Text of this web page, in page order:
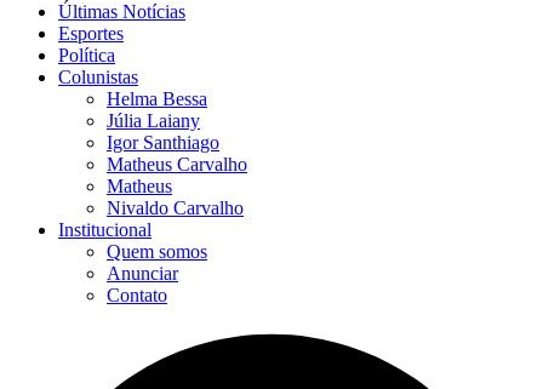
Últimas Notícias
Esportes
Política
Colunistas
Helma Bessa
Júlia Laiany
Igor Santhiago
Matheus Carvalho
Matheus
Nivaldo Carvalho
Institucional
Quem somos
Anunciar
Contato